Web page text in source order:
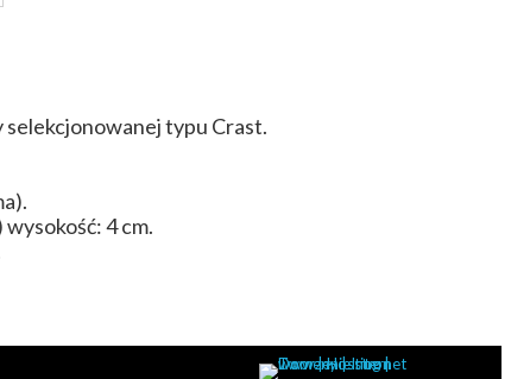
typu Crast.
4 cm.